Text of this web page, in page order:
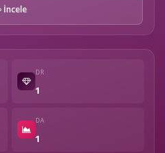
İncele
DR
1
DA
1